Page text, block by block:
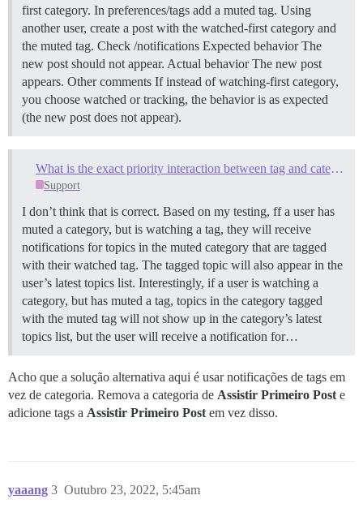
first category. In preferences/tags add a muted tag. Using
another user, create a post with the watched-first category and
the muted tag. Check /notifications Expected behavior The
new post should not appear. Actual behavior The new post
appears. Other comments If instead of watching-first category,
you choose watched or tracking, the behavior is as expected
(the new post does not appear).
What is the exact priority interaction between tag and category notification settings?
Support
I don’t think that is correct. Based on my testing, ff a user has
muted a category, but is watching a tag, they will receive
notifications for topics in the muted category that are tagged
with their watched tag. The tagged topic will also appear in the
user’s latest topics list. Interestingly, if a user is watching a
category, but has muted a tag, topics in the category tagged
with the muted tag will not show up in the category’s latest
topics list, but the user will receive a notification for…
Acho que a solução alternativa aqui é usar notificações de tags em
vez de categoria. Remova a categoria de Assistir Primeiro Post e
adicione tags a Assistir Primeiro Post em vez disso.
yaaang Outubro 23, 2022, 5:45am
3